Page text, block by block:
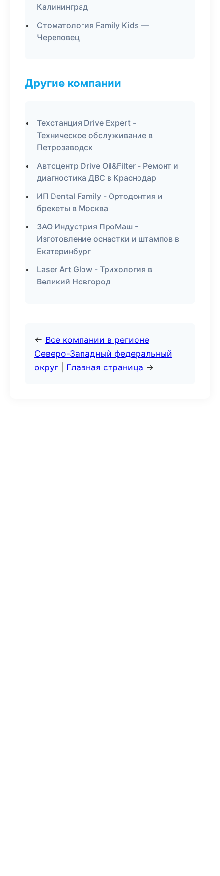
Калининград
Стоматология Family Kids —
Череповец
Другие компании
Техстанция Drive Expert -
Техническое обслуживание в
Петрозаводск
Автоцентр Drive Oil&Filter - Ремонт и
диагностика ДВС в Краснодар
ИП Dental Family - Ортодонтия и
брекеты в Москва
ЗАО Индустрия ПроМаш -
Изготовление оснастки и штампов в
Екатеринбург
Laser Art Glow - Трихология в
Великий Новгород
← Все компании в регионе
Северо-Западный федеральный
округ
Главная страница →